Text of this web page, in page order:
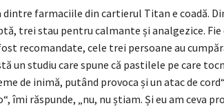
dintre farmaciile din cartierul Titan e coadă.
trei stau pentru calmante și analgezice.
recomandate, cele trei persoane au
un studiu care spune că pastilele pe care
de inimă, putând provoca și un atac de
îmi răspunde, „nu, nu știam. Și eu am ceva